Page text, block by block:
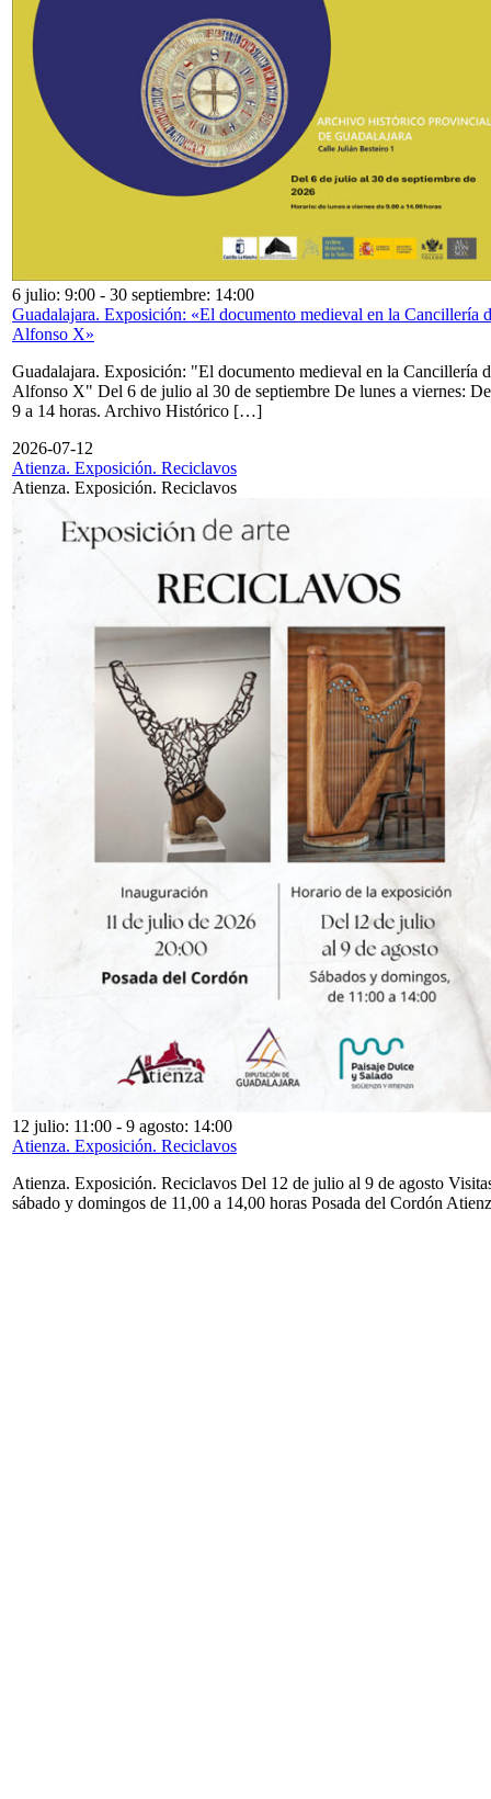
6 julio: 9:00 - 30 septiembre: 14:00
Guadalajara. Exposición: «El documento medieval en la Cancillería
Alfonso X»
Guadalajara. Exposición: "El documento medieval en la Cancillería
Alfonso X" Del 6 de julio al 30 de septiembre De lunes a viernes: De
9 a 14 horas. Archivo Histórico […]
2026-07-12
Atienza. Exposición. Reciclavos
Atienza. Exposición. Reciclavos
12 julio: 11:00 - 9 agosto: 14:00
Atienza. Exposición. Reciclavos
Atienza. Exposición. Reciclavos Del 12 de julio al 9 de agosto
sábado y domingos de 11,00 a 14,00 horas Posada del Cordón